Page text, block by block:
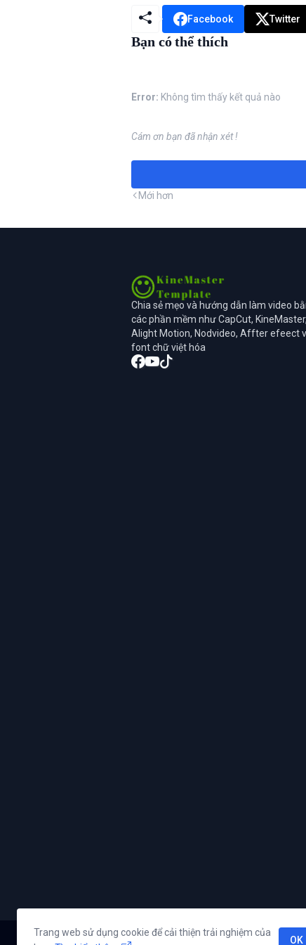
Facebook Twitter
Bạn có thể thích
Error: Không tìm thấy kết quả nào
Cám ơn bạn đã nhận xét !
Mới hơn
Chia sẻ mẹo và hướng dẫn làm video
các phần mềm như CapCut, KineMaster,
Alight Motion, Nodvideo, Affter efeect
font chữ việt hóa
Trang web sử dụng cookie để cải thiện trải nghiệm của
OK